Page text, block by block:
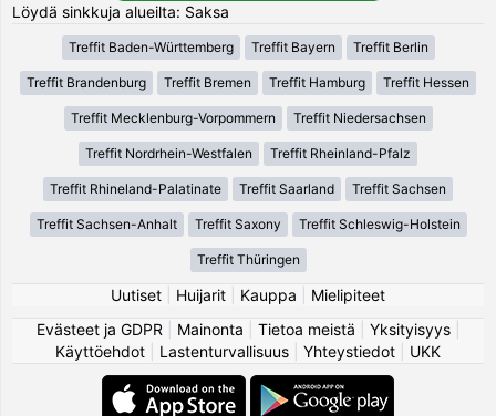
Löydä sinkkuja alueilta: Saksa
Treffit Baden-Württemberg Treffit Bayern Treffit Berlin
Treffit Brandenburg Treffit Bremen Treffit Hamburg Treffit Hessen
Treffit Mecklenburg-Vorpommern Treffit Niedersachsen
Treffit Nordrhein-Westfalen Treffit Rheinland-Pfalz
Treffit Rhineland-Palatinate Treffit Saarland Treffit Sachsen
Treffit Sachsen-Anhalt Treffit Saxony Treffit Schleswig-Holstein
Treffit Thüringen
Uutiset Huijarit Kauppa
Mielipiteet
Evästeet ja GDPR
Mainonta Tietoa meistä Yksityisyys|
Käyttöehdot
Lastenturvallisuus Yhteystiedot UKK